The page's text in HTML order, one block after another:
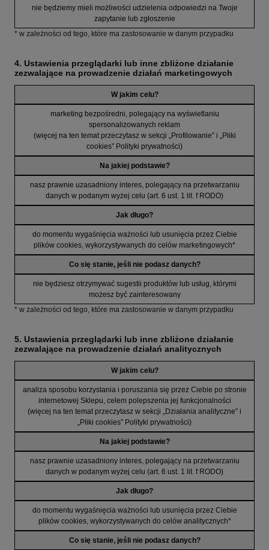
nie będziemy mieli możliwości udzielenia odpowiedzi na Twoje
zapytanie lub zgłoszenie
* w zależności od tego, które ma zastosowanie w danym przypadku
4. Ustawienia przeglądarki lub inne zbliżone działanie
zezwalające na prowadzenie działań marketingowych
W jakim celu?
marketing bezpośredni, polegający na wyświetlaniu
spersonalizowanych reklam
(więcej na ten temat przeczytasz w sekcji „Profilowanie” i „Pliki
cookies” Polityki prywatności)
Na jakiej podstawie?
nasz prawnie uzasadniony interes, polegający na przetwarzaniu
danych w podanym wyżej celu (art. 6 ust. 1 lit. f RODO)
Jak długo?
do momentu wygaśnięcia ważności lub usunięcia przez Ciebie
plików cookies, wykorzystywanych do celów marketingowych*
Co się stanie, jeśli nie podasz danych?
nie będziesz otrzymywać sugestii produktów lub usług, którymi
możesz być zainteresowany
* w zależności od tego, które ma zastosowanie w danym przypadku
5. Ustawienia przeglądarki lub inne zbliżone działanie
zezwalające na prowadzenie działań analitycznych
W jakim celu?
analiza sposobu korzystania i poruszania się przez Ciebie po stronie
internetowej Sklepu, celem polepszenia jej funkcjonalności
(więcej na ten temat przeczytasz w sekcji „Działania analityczne” i
„Pliki cookies” Polityki prywatności)
Na jakiej podstawie?
nasz prawnie uzasadniony interes, polegający na przetwarzaniu
danych w podanym wyżej celu (art. 6 ust. 1 lit. f RODO)
Jak długo?
do momentu wygaśnięcia ważności lub usunięcia przez Ciebie
plików cookies, wykorzystywanych do celów analitycznych*
Co się stanie, jeśli nie podasz danych?